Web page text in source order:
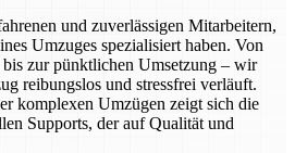
und zuverlässigen Mitarbeitern,
Umzuges spezialisiert haben. Von
zur pünktlichen Umsetzung – wir
reibungslos und stressfrei verläuft.
komplexen Umzügen zeigt sich die
Supports, der auf Qualität und